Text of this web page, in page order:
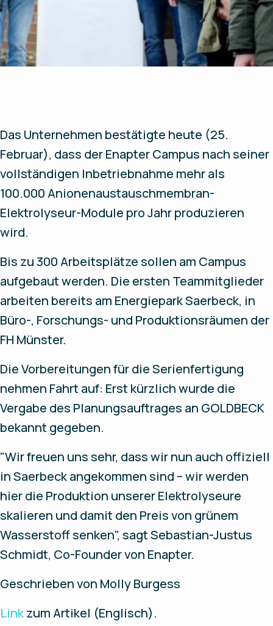
Das Unternehmen bestätigte heute (25.
Februar), dass der Enapter Campus nach seiner
vollständigen Inbetriebnahme mehr als
100.000 Anionenaustauschmembran-
Elektrolyseur-Module pro Jahr produzieren
wird.
Bis zu 300 Arbeitsplätze sollen am Campus
aufgebaut werden. Die ersten Teammitglieder
arbeiten bereits am Energiepark Saerbeck, in
Büro-, Forschungs- und Produktionsräumen der
FH Münster.
Die Vorbereitungen für die Serienfertigung
nehmen Fahrt auf: Erst kürzlich wurde die
Vergabe des Planungsauftrages an GOLDBECK
bekannt gegeben.
"Wir freuen uns sehr, dass wir nun auch offiziell
in Saerbeck angekommen sind – wir werden
hier die Produktion unserer Elektrolyseure
skalieren und damit den Preis von grünem
Wasserstoff senken", sagt Sebastian-Justus
Schmidt, Co-Founder von Enapter.
Geschrieben von Molly Burgess
Linkzum Artikel (Englisch).